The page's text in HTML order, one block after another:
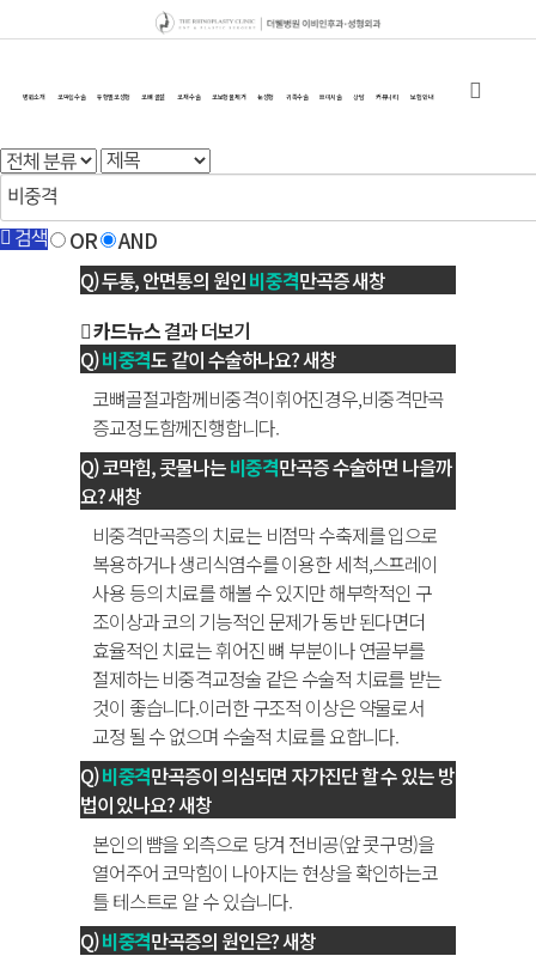
병원소개 코막힘수술 유형별코성형 코 뼈 골절 코 재수술 코보형물 제거 눈성형 귀족수술 쁘띠시술 상담 커뮤니티 보험 안내
검색 OR AND
두통, 안면통의 원인비중격만곡증새창
카드뉴스결과 더보기
비중격도 같이 수술하나요?새창
코뼈골절과함께비중격이휘어진경우,비중격만곡
증교정도함께진행합니다.
코막힘, 콧물나는비중격만곡증 수술하면 나을까
요?새창
비중격만곡증의 치료는 비점막 수축제를 입으로
복용하거나 생리식염수를 이용한 세척,스프레이
사용 등의 치료를 해볼 수 있지만 해부학적인 구
조이상과 코의 기능적인 문제가 동반 된다면더
효율적인 치료는 휘어진 뼈 부분이나 연골부를
절제하는 비중격교정술 같은 수술적 치료를 받는
것이 좋습니다.이러한 구조적 이상은 약물로서
교정 될 수 없으며 수술적 치료를 요합니다.
비중격만곡증이 의심되면 자가진단 할 수 있는 방
법이 있나요?새창
본인의 뺨을 외측으로 당겨 전비공(앞 콧구멍)을
열어주어 코막힘이 나아지는 현상을 확인하는코
틀 테스트로 알 수 있습니다.
비중격만곡증의 원인은?새창